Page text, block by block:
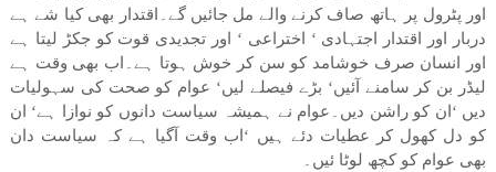
اور پٹرول پر ہاتھ صاف کرنے والے مل جائیں گے۔اقتدار بھی کیا شے ہے
دربار اور اقتدار اجتہادی ‘ اختراعی ‘ اور تجدیدی قوت کو جکڑ لیتا ہے
اور انسان صرف خوشامد کو سن کر خوش ہوتا ہے۔اب بھی وقت ہے
لیڈر بن کر سامنے آئیں‘ بڑے فیصلے لیں‘ عوام کو صحت کی سہولیات
دیں ‘ان کو راشن دیں۔عوام نے ہمیشہ سیاست دانوں کو نوازا ہے‘ ان
کو دل کھول کر عطیات دئے ہیں ‘اب وقت آگیا ہے کہ سیاست دان
بھی عوام کو کچھ لوٹا ئیں۔